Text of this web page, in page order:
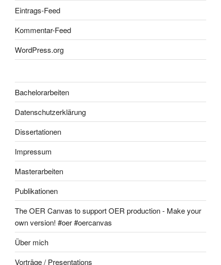
Eintrags-Feed
Kommentar-Feed
WordPress.org
Bachelorarbeiten
Datenschutzerklärung
Dissertationen
Impressum
Masterarbeiten
Publikationen
The OER Canvas to support OER production - Make your
own version! #oer #oercanvas
Über mich
Vorträge / Presentations